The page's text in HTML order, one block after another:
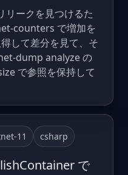
リークを見つけるた
counters で増加を
して差分を見て、そ
dump analyze の
で参照を保持して
11 csharp
で